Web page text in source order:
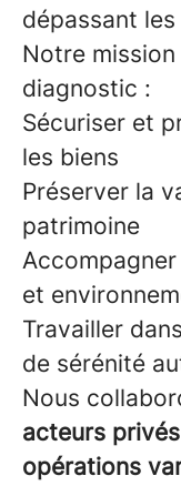
dépassant les
Notre
diagnostic :
Sécuriser et
les biens
Préserver la
patrimoine
et
Travailler
de sérénité
Nous
acteurs privés
opérations